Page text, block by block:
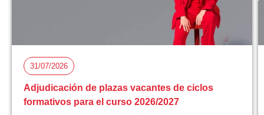
31/07/2026
Adjudicación de plazas vacantes de ciclos
formativos para el curso 2026/2027